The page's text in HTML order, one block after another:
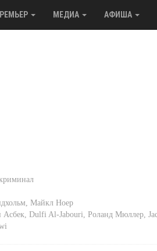
МЕДИА АФИША
, Майкл Ноер
, Dulfi Al-Jabouri, Роланд Мюллер,